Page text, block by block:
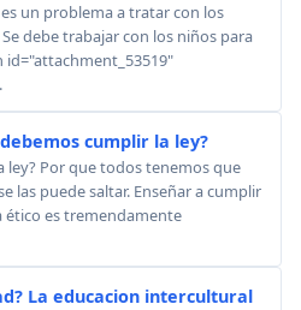
un problema a tratar con los
debe trabajar con los niños para
cumplir la ley?
ley? Por que todos tenemos que
las puede saltar. Enseñar a cumplir
ético es tremendamente
La educacion intercultural